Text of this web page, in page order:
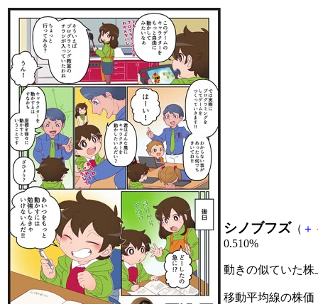
シノブフズ （ ＋
0.510%
動きの似ていた
移動平均線の株価